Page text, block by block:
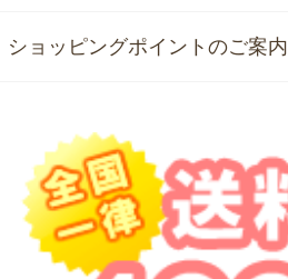
ショッピングポイントのご案内